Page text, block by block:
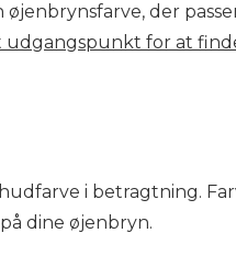
der
udgangspunkt for at
i betragtning.
dine øjenbryn.